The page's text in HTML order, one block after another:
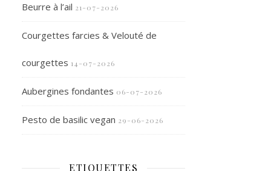
Beurre à l’ail 21-07-2026
Courgettes farcies & Velouté de
courgettes 14-07-2026
Aubergines fondantes 06-07-2026
Pesto de basilic vegan 29-06-2026
ETIQUETTES